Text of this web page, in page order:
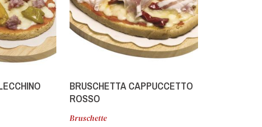
BRUSCHETTA CAPPUCCETTO
ROSSO
Bruschette